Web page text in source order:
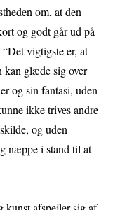
om, at den
og godt går ud på
vigtigste er, at
kan glæde sig over
og sin fantasi, uden
ikke trives andre
og uden
næppe i stand til at